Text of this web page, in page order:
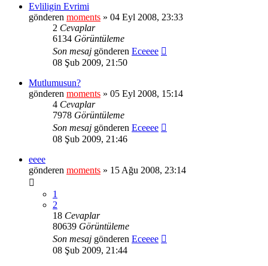
Evliligin Evrimi
gönderen moments » 04 Eyl 2008, 23:33
2 Cevaplar
6134 Görüntüleme
Son mesaj gönderen Eceeee
08 Şub 2009, 21:50
Mutlumusun?
gönderen moments » 05 Eyl 2008, 15:14
4 Cevaplar
7978 Görüntüleme
Son mesaj gönderen Eceeee
08 Şub 2009, 21:46
eeee
gönderen moments » 15 Ağu 2008, 23:14
1
2
18 Cevaplar
80639 Görüntüleme
Son mesaj gönderen Eceeee
08 Şub 2009, 21:44